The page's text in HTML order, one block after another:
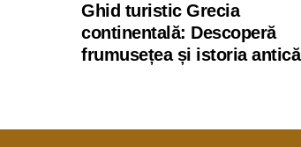
Ghid turistic Grecia
continentală: Descoperă
frumusețea și istoria antică